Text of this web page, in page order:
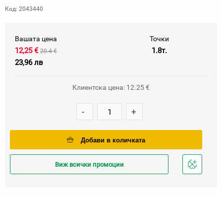
Код: 2043440
Вашата цена
12,25 € 20.4 €
23,96 лв
Точки
1.8т.
Клиентска цена: 12.25 €
- +
Добави в количката
Виж всички промоции
Добави